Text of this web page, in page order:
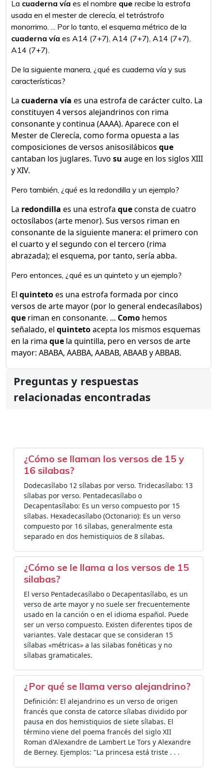
La cuaderna vía es el nombre que recibe la estrofa
usada en el mester de clerecía, el tetrástrofo
monorrimo. ... Por lo tanto, el esquema métrico de la
cuaderna vía es A14 (7+7), A14 (7+7), A14 (7+7),
A14 (7+7).
De la siguiente manera, ¿qué es cuaderna vía y sus
características?
La cuaderna vía es una estrofa de carácter culto. La
constituyen 4 versos alejandrinos con rima
consonante y continua (AAAA). Aparece con el
Mester de Clerecía, como forma opuesta a las
composiciones de versos anisosilábicos que
cantaban los juglares. Tuvo su auge en los siglos XIII
y XIV.
Pero también, ¿qué es la redondilla y un ejemplo?
La redondilla es una estrofa queconsta de cuatro
octosílabos (arte menor). Sus versos riman en
consonante de la siguiente manera: el primero con
el cuarto y el segundo con el tercero (rima
abrazada); el esquema, por tanto, sería abba.
Pero entonces, ¿qué es un quinteto y un ejemplo?
El quintetoes una estrofa formada por cinco
versos de arte mayor (por lo general endecasílabos)
que riman en consonante. ... Como hemos
señalado, el quintetoacepta los mismos esquemas
en la rima que la quintilla, pero en versos de arte
mayor: ABABA, AABBA, AABAB, ABAAB y ABBAB.
Preguntas y respuestas
relacionadas encontradas
¿Cómo se llaman los versos de 15 y
16 silabas?
Dodecasílabo 12 sílabas por verso. Tridecasílabo: 13
sílabas por verso. Pentadecasílabo o
Decapentasílabo: Es un verso compuesto por 15
sílabas. Hexadecasílabo (Octonario): Es un verso
compuesto por 16 sílabas, generalmente esta
separado en dos hemistiquios de 8 sílabas.
¿Cómo se le llama a los versos de 15
silabas?
El verso Pentadecasílabo o Decapentasílabo, es un
verso de arte mayor y no suele ser frecuentemente
usado en la canción o en el idioma español. Puede
ser un verso compuesto. Existen diferentes tipos de
variantes. Vale destacar que se consideran 15
sílabas «métricas» a las silabas fonéticas y no
sílabas gramaticales.
¿Por qué se llama verso alejandrino?
Definición: El alejandrino es un verso de origen
francés que consta de catorce sílabas dividido por
pausa en dos hemistiquios de siete sílabas. El
término viene del poema francés del siglo XII
Roman d'Alexandre de Lambert Le Tors y Alexandre
de Berney. Ejemplos: "La princesa está triste . . .